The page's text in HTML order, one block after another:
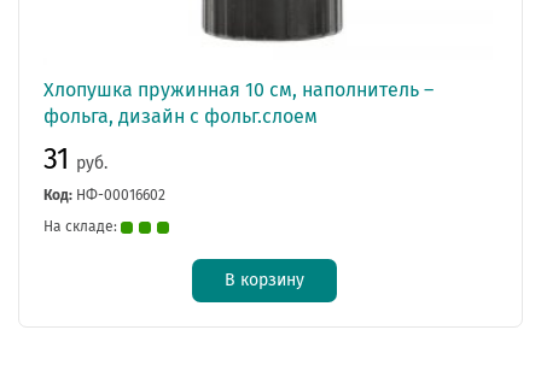
Хлопушка пружинная 10 см, наполнитель –
фольга, дизайн с фольг.слоем
31 руб.
Код: НФ-00016602
На складе:
В корзину